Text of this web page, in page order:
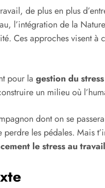
de plus en plus
l’intégration de la
Ces approches visent à
pour la gestion du stress
un milieu où
dont on se
les pédales. Mais
le stress au travail